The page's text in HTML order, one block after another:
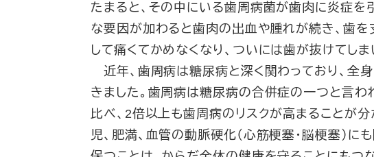
たまると、その中にいる歯周病菌が歯肉に炎症を
な要因が加わると歯肉の出血や腫れが続き、歯を
して痛くてかめなくなり、ついには歯が抜けてしま
近年、歯周病は糖尿病と深く関わっており、全
きました。歯周病は糖尿病の合併症の一つと言わ
比べ、2倍以上も歯周病のリスクが高まることが分
児、肥満、血管の動脈硬化（心筋梗塞・脳梗塞）